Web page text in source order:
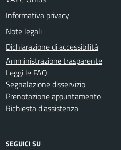
Informativa privacy
Note legali
Dichiarazione di accessibilità
Amministrazione trasparente
Leggi le FAQ
Segnalazione disservizio
Prenotazione appuntamento
Richiesta d'assistenza
SEGUICI SU